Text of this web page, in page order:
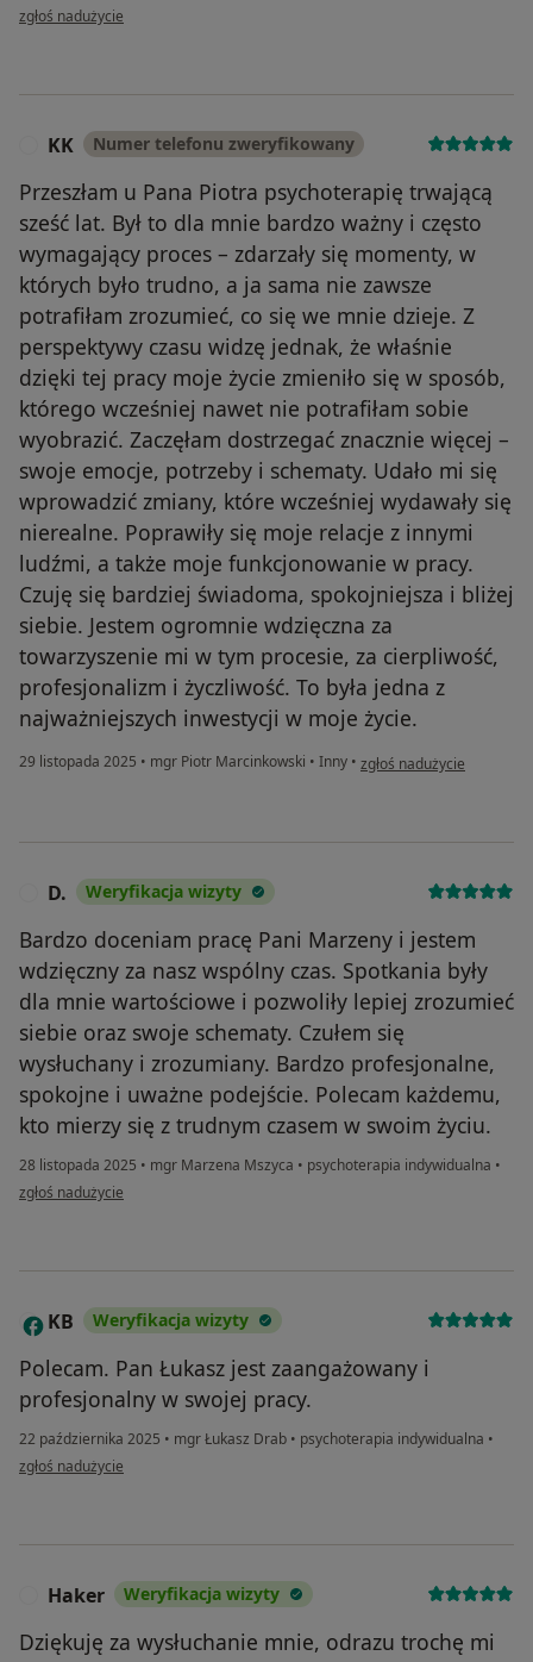
w opinii użytkownika Pacjentka Anna
zgłoś nadużycie
KK Numer telefonu zweryfikowany
Przeszłam u Pana Piotra psychoterapię trwającą
sześć lat. Był to dla mnie bardzo ważny i często
wymagający proces – zdarzały się momenty, w
których było trudno, a ja sama nie zawsze
potrafiłam zrozumieć, co się we mnie dzieje. Z
perspektywy czasu widzę jednak, że właśnie
dzięki tej pracy moje życie zmieniło się w sposób,
którego wcześniej nawet nie potrafiłam sobie
wyobrazić. Zaczęłam dostrzegać znacznie więcej –
swoje emocje, potrzeby i schematy. Udało mi się
wprowadzić zmiany, które wcześniej wydawały się
nierealne. Poprawiły się moje relacje z innymi
ludźmi, a także moje funkcjonowanie w pracy.
Czuję się bardziej świadoma, spokojniejsza i bliżej
siebie. Jestem ogromnie wdzięczna za
towarzyszenie mi w tym procesie, za cierpliwość,
profesjonalizm i życzliwość. To była jedna z
najważniejszych inwestycji w moje życie.
29 listopada 2025 • mgr Piotr Marcinkowski • Inny • w opinii użytkownika KK
zgłoś nadużycie
D. Weryfikacja wizyty
Bardzo doceniam pracę Pani Marzeny i jestem
wdzięczny za nasz wspólny czas. Spotkania były
dla mnie wartościowe i pozwoliły lepiej zrozumieć
siebie oraz swoje schematy. Czułem się
wysłuchany i zrozumiany. Bardzo profesjonalne,
spokojne i uważne podejście. Polecam każdemu,
kto mierzy się z trudnym czasem w swoim życiu.
28 listopada 2025 • mgr Marzena Mszyca • psychoterapia indywidualna •
w opinii użytkownika D.
zgłoś nadużycie
K KB Weryfikacja wizyty
Polecam. Pan Łukasz jest zaangażowany i
profesjonalny w swojej pracy.
22 października 2025 • mgr Łukasz Drab • psychoterapia indywidualna •
w opinii użytkownika KB
zgłoś nadużycie
Haker Weryfikacja wizyty
Dziękuję za wysłuchanie mnie, odrazu trochę mi